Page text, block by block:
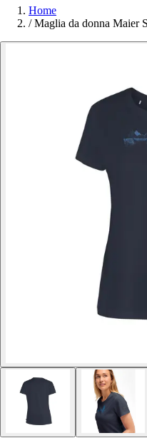
Home
/ Maglia da donna Maier